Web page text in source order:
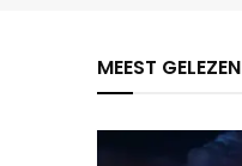
MEEST GELEZEN